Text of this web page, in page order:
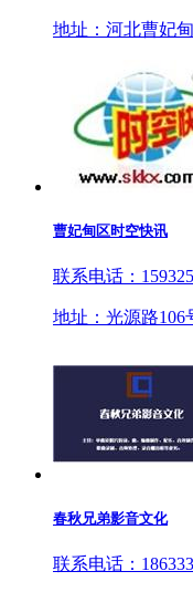
地址：河北曹妃
曹妃甸区时空快讯
联系电话：
地址：光源路106
春秋兄弟影音文化
联系电话：